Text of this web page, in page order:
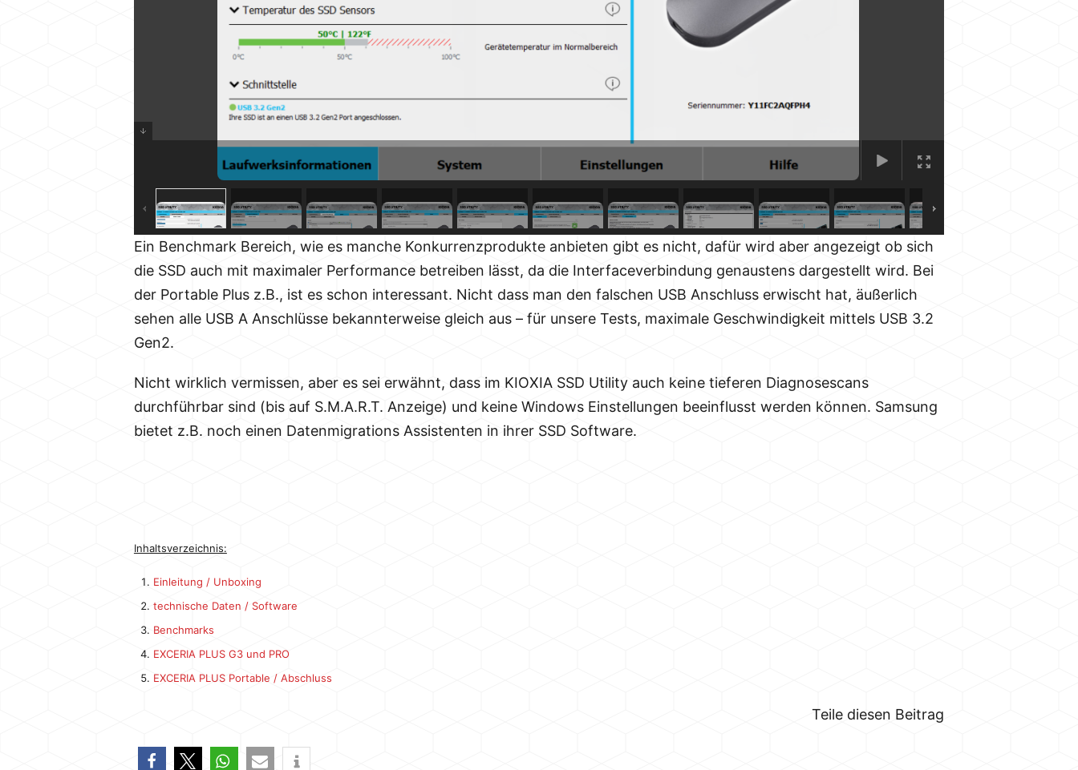
Ein Benchmark Bereich, wie es manche Konkurrenzprodukte anbieten gibt es nicht, dafür wird aber angezeigt ob sich
die SSD auch mit maximaler Performance betreiben lässt, da die Interfaceverbindung genaustens dargestellt wird. Bei
der Portable Plus z.B., ist es schon interessant. Nicht dass man den falschen USB Anschluss erwischt hat, äußerlich
sehen alle USB A Anschlüsse bekannterweise gleich aus – für unsere Tests, maximale Geschwindigkeit mittels USB 3.2
Gen2.
Nicht wirklich vermissen, aber es sei erwähnt, dass im KIOXIA SSD Utility auch keine tieferen Diagnosescans
durchführbar sind (bis auf S.M.A.R.T. Anzeige) und keine Windows Einstellungen beeinflusst werden können. Samsung
bietet z.B. noch einen Datenmigrations Assistenten in ihrer SSD Software.
Inhaltsverzeichnis:
Einleitung / Unboxing
technische Daten / Software
Benchmarks
EXCERIA PLUS G3 und PRO
EXCERIA PLUS Portable / Abschluss
Teile diesen Beitrag